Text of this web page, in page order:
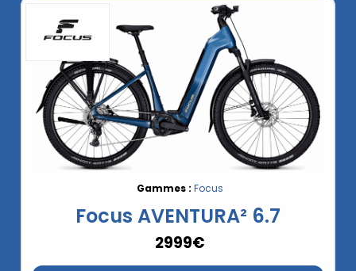
Gammes : Focus
Focus AVENTURA² 6.7
2999€